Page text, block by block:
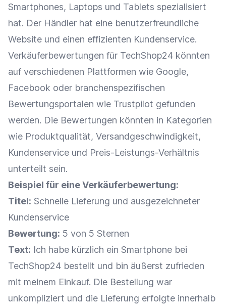
Smartphones, Laptops und Tablets spezialisiert
hat. Der Händler hat eine benutzerfreundliche
Website und einen effizienten Kundenservice.
Verkäuferbewertungen für TechShop24 könnten
auf verschiedenen Plattformen wie Google,
Facebook oder branchenspezifischen
Bewertungsportalen wie Trustpilot gefunden
werden. Die Bewertungen könnten in Kategorien
wie Produktqualität, Versandgeschwindigkeit,
Kundenservice und Preis-Leistungs-Verhältnis
unterteilt sein.
Beispiel für eine Verkäuferbewertung:
Titel: Schnelle Lieferung und ausgezeichneter
Kundenservice
Bewertung: 5 von 5 Sternen
Text: Ich habe kürzlich ein Smartphone bei
TechShop24 bestellt und bin äußerst zufrieden
mit meinem Einkauf. Die Bestellung war
unkompliziert und die Lieferung erfolgte innerhalb